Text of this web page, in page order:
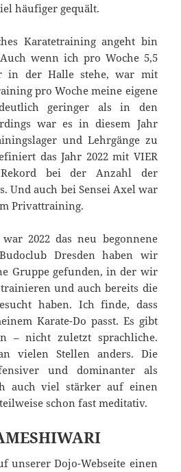
häufiger gequält.
Karatetraining angeht bin
wenn ich pro Woche 5,5
in der Halle stehe, war mit
pro Woche meine eigene
geringer als in den
war es in diesem Jahr
und Lehrgänge zu
das Jahr 2022 mit VIER
bei der Anzahl der
Und auch bei Sensei Axel war
Privattraining.
2022 das neu begonnene
Dresden haben wir
Gruppe gefunden, in der wir
und auch bereits die
haben. Ich finde, dass
Karate-Do passt. Es gibt
– nicht zuletzt sprachliche.
vielen Stellen anders. Die
und dominanter als
auch viel stärker auf einen
schon fast meditativ.
unserer Dojo-Webseite einen